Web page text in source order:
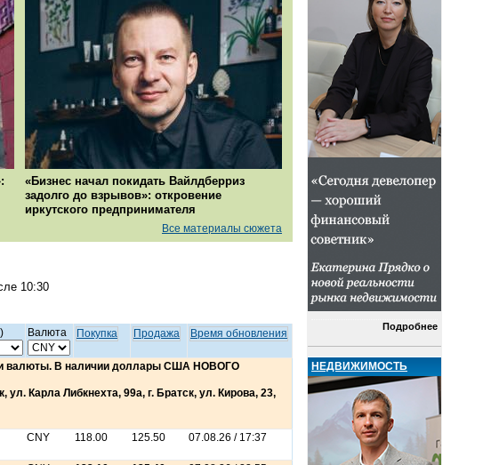
«Бизнес начал покидать Вайлдберриз
задолго до взрывов»: откровение
иркутского предпринимателя
Все материалы сюжета
10:30
Валюта Покупка Продажа Время обновления
валюты. В наличии доллары США НОВОГО
Карла Либкнехта, 99а, г. Братск, ул. Кирова, 23,
CNY 118.00 125.50 07.08.26 / 17:37
Подробнее
НЕДВИЖИМОСТЬ